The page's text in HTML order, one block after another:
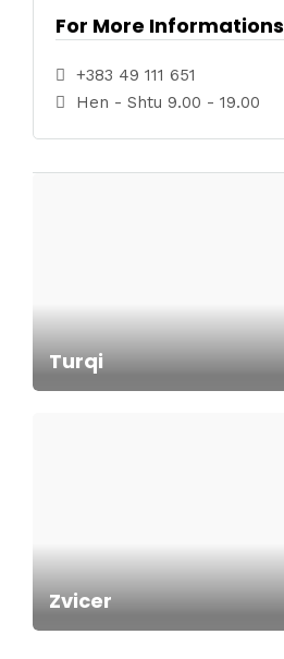
For More Informations
+383 49 111 651
Hen - Shtu 9.00 - 19.00
Turqi
Zvicer